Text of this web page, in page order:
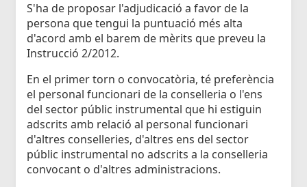
S'ha de proposar l'adjudicació a favor de la
persona que tengui la puntuació més alta
d'acord amb el barem de mèrits que preveu la
Instrucció 2/2012.
En el primer torn o convocatòria, té preferència
el personal funcionari de la conselleria o l'ens
del sector públic instrumental que hi estiguin
adscrits amb relació al personal funcionari
d'altres conselleries, d'altres ens del sector
públic instrumental no adscrits a la conselleria
convocant o d'altres administracions.